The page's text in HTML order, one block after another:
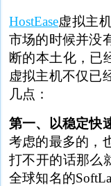
HostEase虚拟主
市场的时候并没
断的本土化，已
虚拟主机不仅已
几点：
第一、以稳定快
考虑的最多的，
打不开的话那么
全球知名的